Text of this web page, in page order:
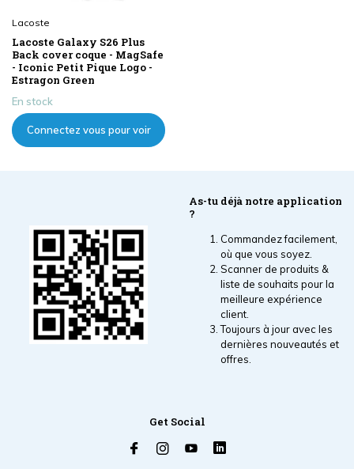
Lacoste
Lacoste Galaxy S26 Plus
Back cover coque - MagSafe
- Iconic Petit Pique Logo -
Estragon Green
En stock
Connectez vous pour voir
As-tu déjà notre application
?
Commandez facilement,
où que vous soyez.
Scanner de produits &
liste de souhaits pour la
meilleure expérience
client.
Toujours à jour avec les
dernières nouveautés et
offres.
Get Social